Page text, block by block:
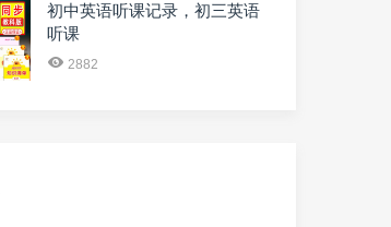
初中英语听课记录，初三英语
听课
2882